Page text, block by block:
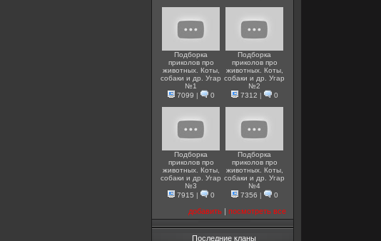
Подборка
приколов про
животных. Коты,
собаки и др. Угар
№1
7099 | 0
Подборка
приколов про
животных. Коты,
собаки и др. Угар
№2
7312 | 0
Подборка
приколов про
животных. Коты,
собаки и др. Угар
№3
7915 | 0
Подборка
приколов про
животных. Коты,
собаки и др. Угар
№4
7356 | 0
добавить | посмотреть все
Последние кланы